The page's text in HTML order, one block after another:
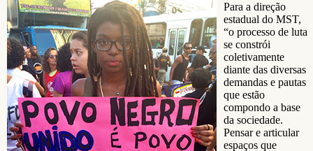
Para a direção
estadual do MST,
“o processo de luta
se constrói
coletivamente
diante das diversas
demandas e pautas
que estão
compondo a base
da sociedade.
Pensar e articular
espaços que